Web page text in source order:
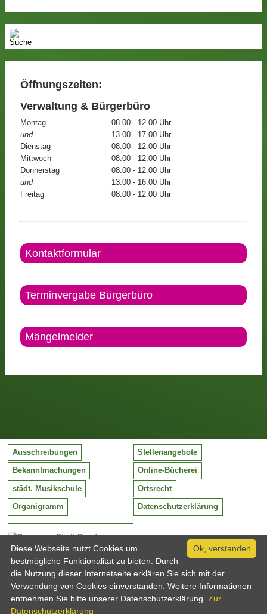
Öffnungszeiten:
Verwaltung & Bürgerbüro
Montag
08.00 - 12.00 Uhr
und
13.00 - 17.00 Uhr
Dienstag
08.00 - 12.00 Uhr
Mittwoch
08.00 - 12.00 Uhr
Donnerstag
08.00 - 12.00 Uhr
und
13.00 - 16.00 Uhr
Freitag
08.00 - 12:00 Uhr
Kontaktformular
Terminvergabe Bürgerbüro
Mängelmelder
Stadt Barntrup
Mittelstraße 38
32683 Barntrup
Tel:
Email:
05263 / 409-0
info@barntrup.de
Ausschreibungen Stellenangebote
Bekanntmachungen Online-Bücherei
städt. Musikschule Ortsrecht
Organigramm Datenschutzerklärung
Ok, verstanden
Diese Webseite nutzt Cookies um
bestmögliche Funktionalität zu bieten. Durch
die Nutzung dieser Internetseite erklären Sie sich mit der
Verwendung von Cookies einverstanden. Weitere Informationen
entnehmen Sie bitte unserer Datenschutzerklärung. Zur
Datenschutzerklärung